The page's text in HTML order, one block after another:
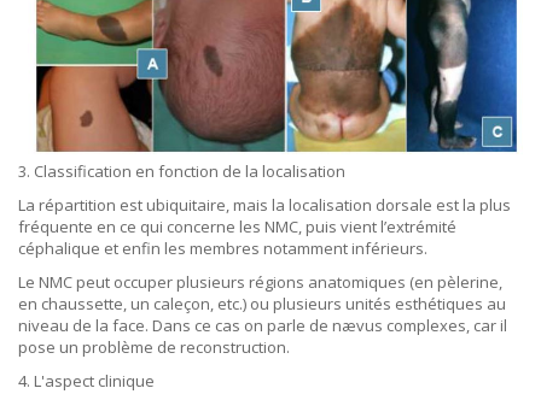
3. Classification en fonction de la localisation
La répartition est ubiquitaire, mais la localisation dorsale est la plus
fréquente en ce qui concerne les NMC, puis vient l’extrémité
céphalique et enfin les membres notamment inférieurs.
Le NMC peut occuper plusieurs régions anatomiques (en pèlerine,
en chaussette, un caleçon, etc.) ou plusieurs unités esthétiques au
niveau de la face. Dans ce cas on parle de nævus complexes, car il
pose un problème de reconstruction.
4. L'aspect clinique